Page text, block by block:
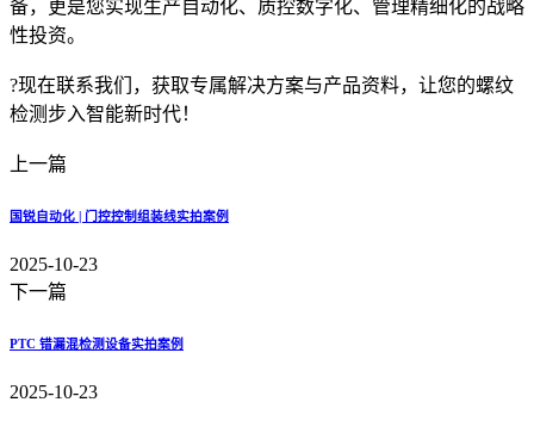
备，更是您实现生产自动化、质控数字化、管理精细化的战略
性投资。
?现在联系我们，获取专属解决方案与产品资料，让您的螺纹
检测步入智能新时代！
上一篇
国锐自动化 | 门控控制组装线实拍案例
2025-10-23
下一篇
PTC 错漏混检测设备实拍案例
2025-10-23